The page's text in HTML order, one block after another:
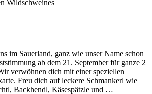
im Sauerland, ganz wie unser Name schon
ab dem 21. September für ganze 2
verwöhnen dich mit einer speziellen
Freu dich auf leckere Schmankerl wie
Backhendl, Käsespätzle und …